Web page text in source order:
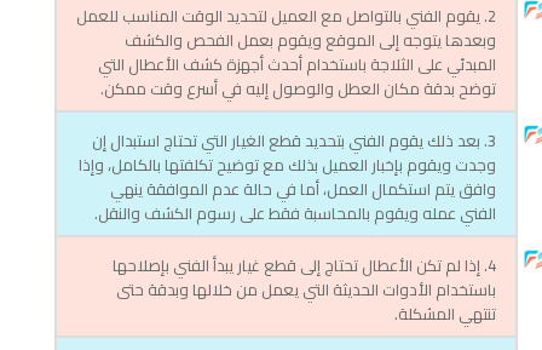
2. يقوم الفني بالتواصل مع العميل لتحديد الوقت المناسب للعمل
وبعدها يتوجه إلى الموقع ويقوم بعمل الفحص والكشف
المبدئي على الثلاجة باستخدام أحدث أجهزة كشف الأعطال التي
توضح بدقة مكان العطل والوصول إليه في أسرع وقت ممكن.
3. بعد ذلك يقوم الفني بتحديد قطع الغيار التي تحتاج استبدال إن
وجدت ويقوم بإخبار العميل بذلك مع توضيح تكلفتها بالكامل، وإذا
وافق يتم استكمال العمل، أما في حالة عدم الموافقة ينهي
الفني عمله ويقوم بالمحاسبة فقط على رسوم الكشف والنقل.
4. إذا لم تكن الأعطال تحتاج إلى قطع غيار يبدأ الفني بإصلاحها
باستخدام الأدوات الحديثة التي يعمل من خلالها وبدقة حتى
تنتهي المشكلة.